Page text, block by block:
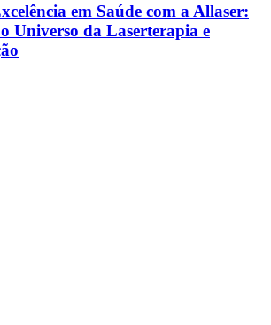
em Saúde com a Allaser:
Universo da Laserterapia e